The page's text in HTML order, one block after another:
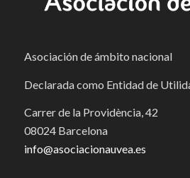
Asociación de ámbito nacional
Declarada como Entidad de
Carrer de la Providència, 42
08024 Barcelona
info@asociacionauvea.es